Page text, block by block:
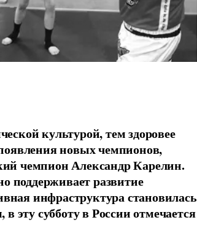
культурой, тем здоровее
новых чемпионов,
чемпион Александр Карелин.
поддерживает развитие
инфраструктура становилась
эту субботу в России отмечается